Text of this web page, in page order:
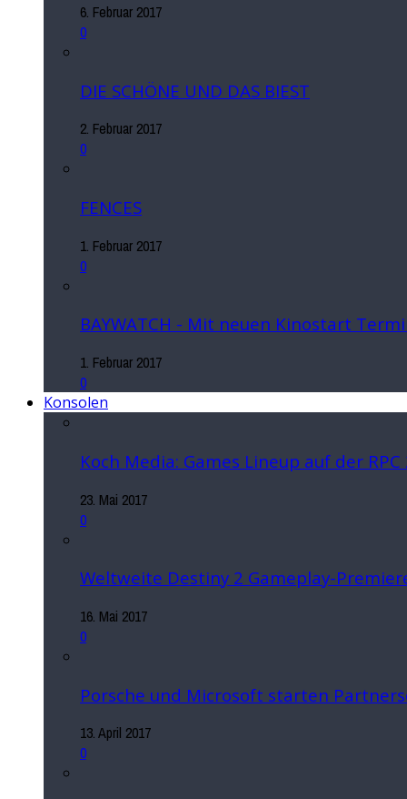
6. Februar 2017
0
DIE SCHÖNE UND DAS BIEST
2. Februar 2017
0
FENCES
1. Februar 2017
0
BAYWATCH - Mit neuen Kinostart
1. Februar 2017
0
Konsolen
Koch Media: Games Lineup auf der RPC
23. Mai 2017
0
Weltweite Destiny 2 Gameplay-
16. Mai 2017
0
Porsche und Microsoft starten
13. April 2017
0